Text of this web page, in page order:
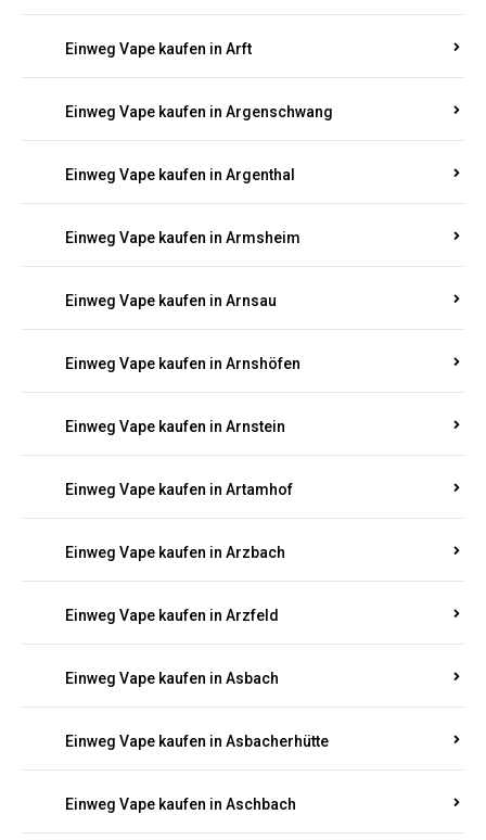
Einweg Vape kaufen in Arft
Einweg Vape kaufen in Argenschwang
Einweg Vape kaufen in Argenthal
Einweg Vape kaufen in Armsheim
Einweg Vape kaufen in Arnsau
Einweg Vape kaufen in Arnshöfen
Einweg Vape kaufen in Arnstein
Einweg Vape kaufen in Artamhof
Einweg Vape kaufen in Arzbach
Einweg Vape kaufen in Arzfeld
Einweg Vape kaufen in Asbach
Einweg Vape kaufen in Asbacherhütte
Einweg Vape kaufen in Aschbach